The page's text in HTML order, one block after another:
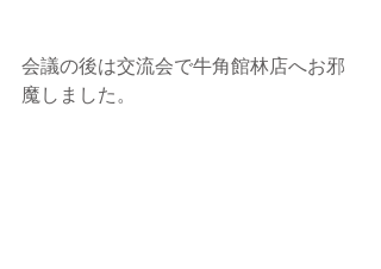
会議の後は交流会で牛角館林店へお邪
魔しました。